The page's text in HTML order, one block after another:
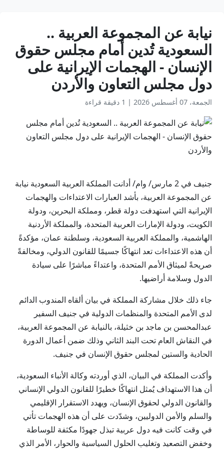
نيابة عن المجموعة العربية ..
السعودية تُدين أمام مجلس حقوق
الإنسان - الهجمات الإيرانية على
دول مجلس التعاون والأردن
الجمعة، 07 أغسطس 2026 | 1 دقيقة قراءة
جنيف في 2 مارس/ وام/ أدانت المملكة العربية السعودية نيابة
عن المجموعة العربية، بأشد العبارات الاعتداءات والهجمات
الإيرانية التي استهدفت دولة قطر، ومملكة البحرين، ودولة
الكويت، ودولة الإمارات العربية المتحدة، والمملكة الأردنية
الهاشمية، والمملكة العربية السعودية، وسلطنة عمان، مؤكدةً
أن هذه الاعتداءات تعد انتهاكًا جسيمًا للقانون الدولي، ومخالفةً
صريحةً لميثاق الأمم المتحدة، واعتداءً مباشرًا على سيادة
الدول وسلامة أراضيها.
جاء ذلك خلال مشاركة المملكة في بيان ألقاه المندوب الدائم
لدى الأمم المتحدة والمنظمات الدولية في جنيف السفير
عبدالمحسن بن ماجد بن خثيلة، بالنيابة عن المجموعة العربية،
في النقاش العام تحت البند الثاني وذلك ضمن أعمال الدورة
الحادية والستين لمجلس حقوق الإنسان في جنيف.
وأكدت المملكة في البيان، الذي أوردته وكالة الأنباء السعودية،
أن هذا الاستهداف يُمثل انتهاكًا خطيرًا للقانون الدولي الإنساني
والقانون الدولي لحقوق الإنسان، ويهدد الاستقرار الإقليمي
والسلم والأمن الدوليين، وشدّدت على أن هذه الهجمات تأتي
في وقت كانت فيه دول عربية تبذل جهودًا مكثفة للوساطة
وخفض التصعيد وتغليب الحلول السياسية والحوار، الأمر الذي